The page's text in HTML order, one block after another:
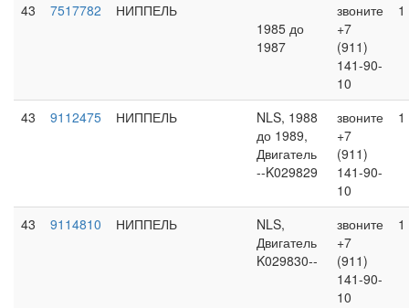
43 7517782
НИППЕЛЬ
1985 до
1987
звоните
+7
(911)
141-90-
10
1
43 9112475 НИППЕЛЬ
NLS, 1988
до 1989,
Двигатель
--K029829
звоните
+7
(911)
141-90-
10
1
43 9114810 НИППЕЛЬ
NLS,
Двигатель
K029830--
звоните
+7
(911)
141-90-
10
1